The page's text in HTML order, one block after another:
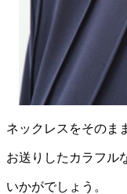
ネックレスをそのま
お送りしたカラフル
いかがでしょう。